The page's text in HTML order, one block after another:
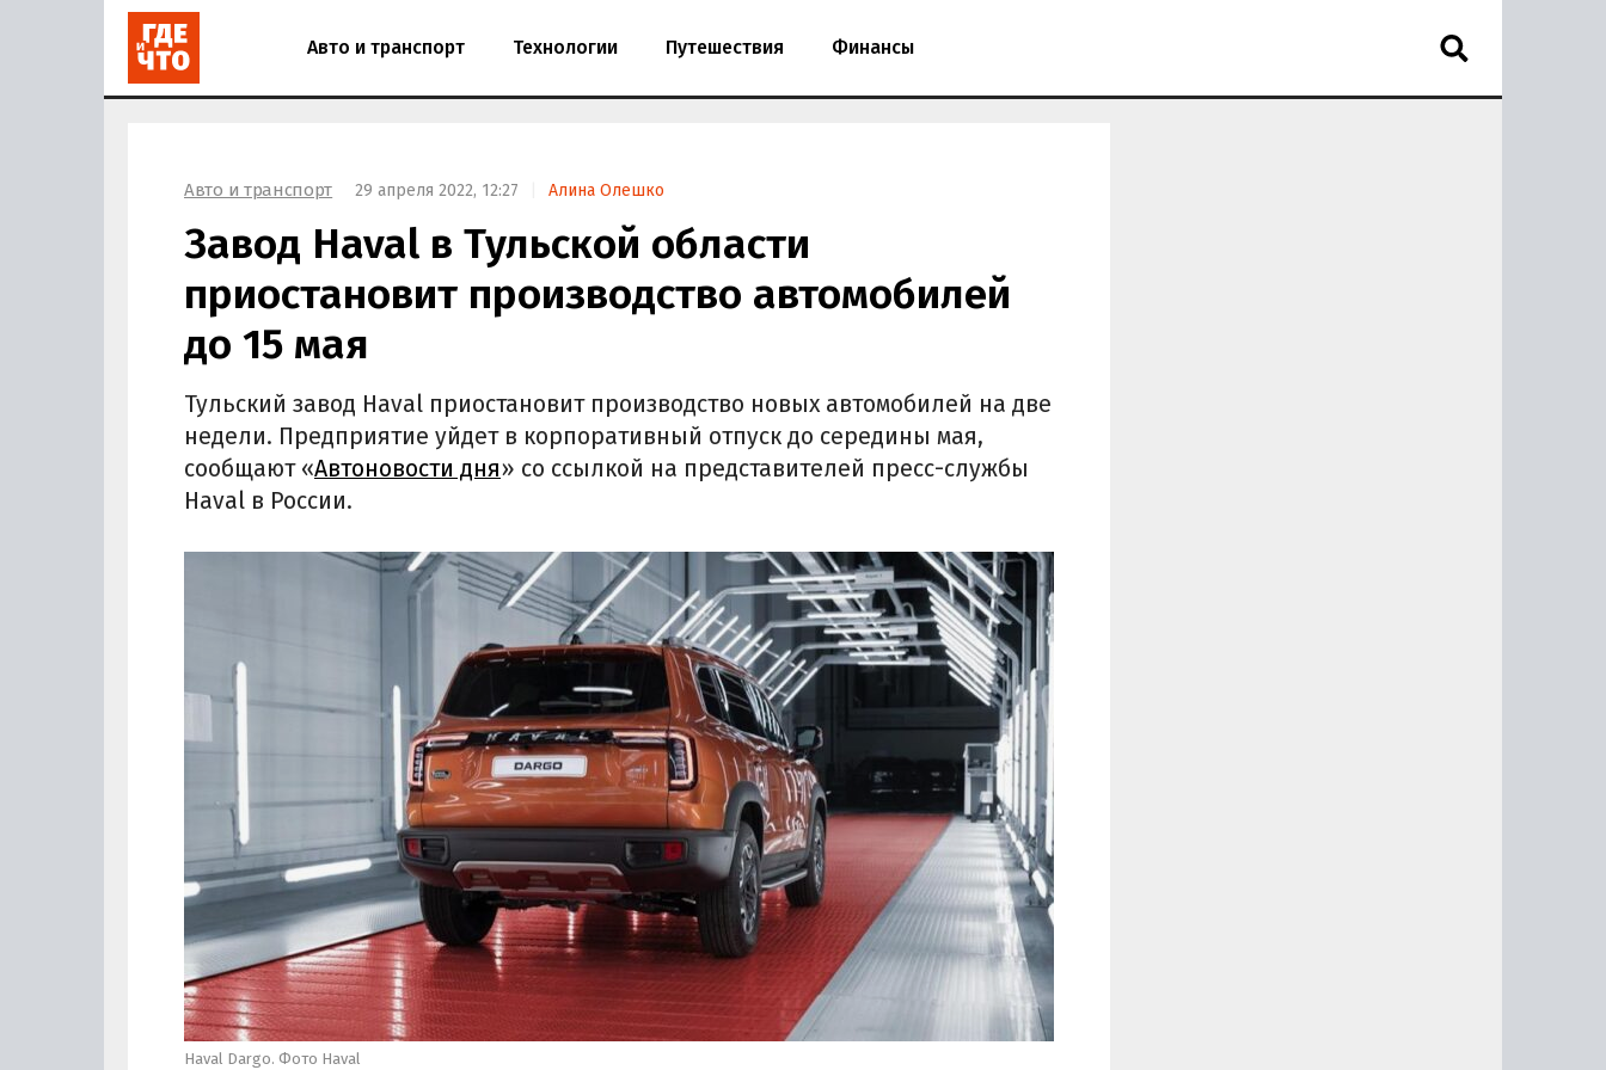
Авто и транспорт Технологии Путешествия Финансы
Авто и транспорт 29 апреля 2022, 12:27 Алина Олешко
Завод Haval в Тульской области
приостановит производство автомобилей
до 15 мая
Тульский завод Haval приостановит производство новых автомобилей на две
недели. Предприятие уйдет в корпоративный отпуск до середины мая,
сообщают «Автоновости дня» со ссылкой на представителей пресс-службы
Haval в России.
Haval Dargo. Фото Haval